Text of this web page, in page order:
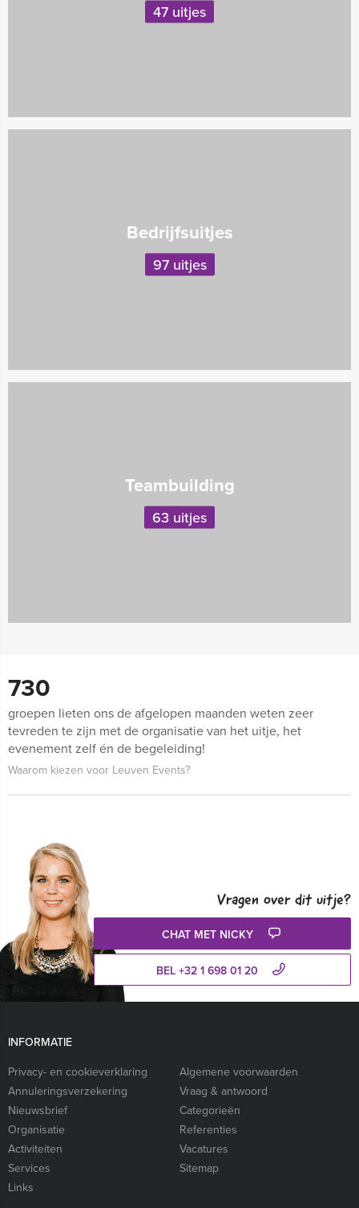
47 uitjes
Bedrijfsuitjes
97 uitjes
Teambuilding
63 uitjes
730
groepen lieten ons de afgelopen maanden weten zeer
tevreden te zijn met de organisatie van het uitje, het
evenement zelf én de begeleiding!
Waarom kiezen voor Leuven Events?
Vragen over dit uitje?
CHAT MET NICKY
BEL +32 1 698 01 20
INFORMATIE
Privacy- en cookieverklaring
Algemene voorwaarden
Annuleringsverzekering
Vraag & antwoord
Nieuwsbrief
Categorieën
Organisatie
Referenties
Activiteiten
Vacatures
Services
Sitemap
Links